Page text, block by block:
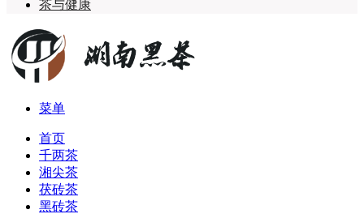
茶与健康
菜单
首页
千两茶
湘尖茶
茯砖茶
黑砖茶